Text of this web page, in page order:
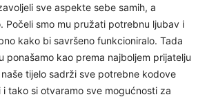
sve aspekte sebe samih, a
Počeli smo mu pružati potrebnu ljubav i
kako bi savršeno funkcioniralo. Tada
ponašamo kao prema najboljem prijatelju
tijelo sadrži sve potrebne kodove
tako si otvaramo sve mogućnosti za